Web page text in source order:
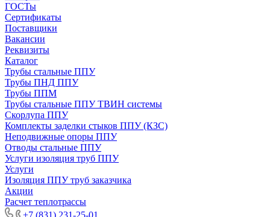
ГОСТы
Сертификаты
Поставщики
Вакансии
Реквизиты
Каталог
Трубы стальные ППУ
Трубы ПНД ППУ
Трубы ППМ
Трубы стальные ППУ ТВИН системы
Скорлупа ППУ
Комплекты заделки стыков ППУ (КЗС)
Неподвижные опоры ППУ
Отводы стальные ППУ
Услуги изоляция труб ППУ
Услуги
Изоляция ППУ труб заказчика
Акции
Расчет теплотрассы
+7 (831) 231-25-01